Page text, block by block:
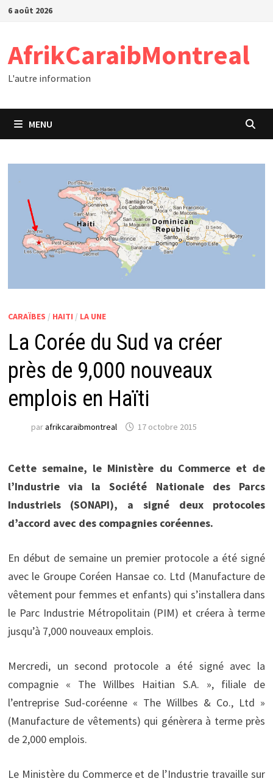
Passer
6 août 2026
AfrikCaraibMontreal
L'autre information
MENU
CARAÏBES / HAITI / LA UNE
La Corée du Sud va créer
près de 9,000 nouveaux
emplois en Haïti
parafrikcaraibmontreal 17 octobre 2015
Cette semaine, le Ministère du Commerce et de
l’Industrie via la Société Nationale des Parcs
Industriels (SONAPI), a signé deux protocoles
d’accord avec des compagnies coréennes.
En début de semaine un premier protocole a été signé
avec le Groupe Coréen Hansae co. Ltd (Manufacture de
vêtement pour femmes et enfants) qui s’installera dans
le Parc Industrie Métropolitain (PIM) et créera à terme
jusqu’à 7,000 nouveaux emplois.
Mercredi, un second protocole a été signé avec la
compagnie « The Willbes Haitian S.A. », filiale de
l’entreprise Sud-coréenne « The Willbes & Co., Ltd »
(Manufacture de vêtements) qui génèrera à terme près
de 2,000 emplois.
Le Ministère du Commerce et de l’Industrie travaille sur